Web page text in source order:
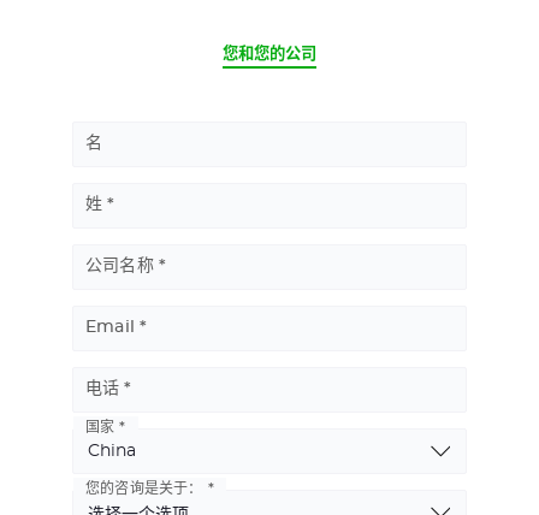
CURRENT
您和您的公司
名
姓
公司名称
Email
电话
Basic
Address
国家
您的咨询是关于：